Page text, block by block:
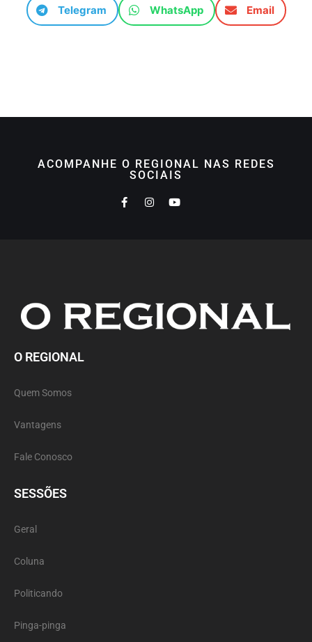
Telegram WhatsApp Email
ACOMPANHE O REGIONAL NAS REDES
SOCIAIS
O REGIONAL
Quem Somos
Vantagens
Fale Conosco
SESSÕES
Geral
Coluna
Politicando
Pinga-pinga